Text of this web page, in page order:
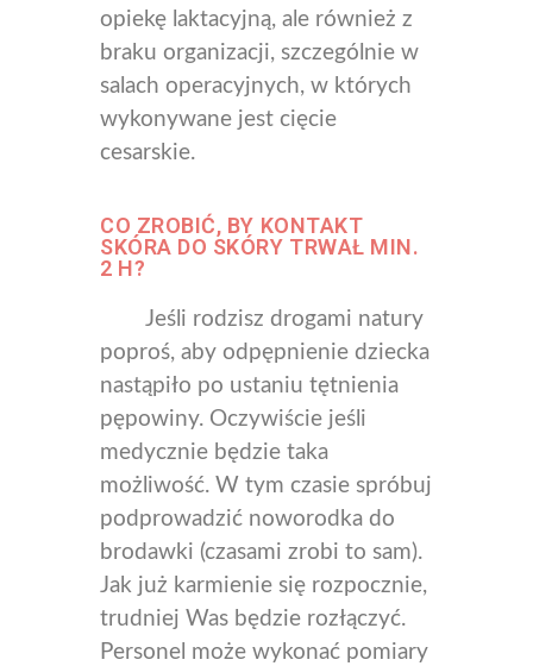
opiekę laktacyjną, ale również z
braku organizacji, szczególnie w
salach operacyjnych, w których
wykonywane jest cięcie
cesarskie.
CO ZROBIĆ, BY KONTAKT
SKÓRA DO SKÓRY TRWAŁ MIN.
2 H?
Jeśli rodzisz drogami natury
poproś, aby odpępnienie dziecka
nastąpiło po ustaniu tętnienia
pępowiny. Oczywiście jeśli
medycznie będzie taka
możliwość. W tym czasie spróbuj
podprowadzić noworodka do
brodawki (czasami zrobi to sam).
Jak już karmienie się rozpocznie,
trudniej Was będzie rozłączyć.
Personel może wykonać pomiary